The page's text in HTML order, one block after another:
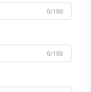
0/100
0/100